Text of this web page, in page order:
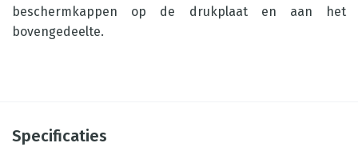
beschermkappen op de drukplaat en aan het
bovengedeelte.
Specificaties